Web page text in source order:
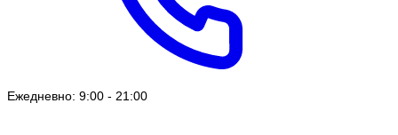
Ежедневно: 9:00 - 21:00